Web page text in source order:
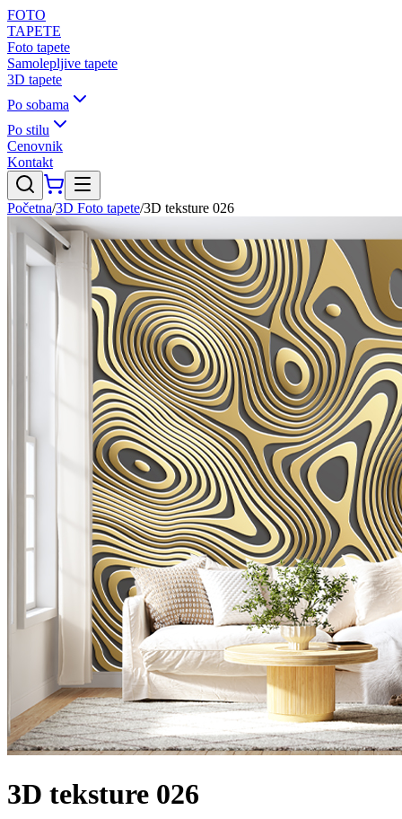
FOTO
TAPETE
Foto tapete
Samolepljive tapete
3D tapete
Po sobama
Po stilu
Cenovnik
Kontakt
Početna/3D Foto tapete/3D teksture 026
3D teksture 026